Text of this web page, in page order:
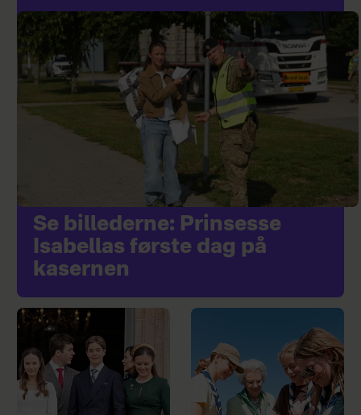
Se billederne: Prinsesse
Isabellas første dag på
kasernen